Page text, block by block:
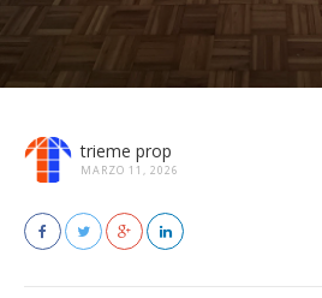
trieme prop
MARZO 11, 2026